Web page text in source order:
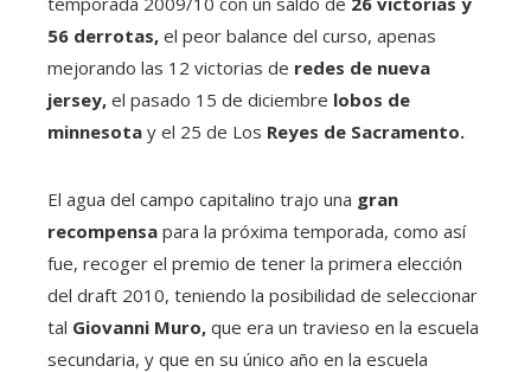
56 derrotas, el peor balance del curso, apenas
mejorando las 12 victorias de redes de nueva
jersey, el pasado 15 de diciembre lobos de
minnesota y el 25 de Los Reyes de Sacramento.
El agua del campo capitalino trajo una gran
recompensa para la próxima temporada, como así
fue, recoger el premio de tener la primera elección
del draft 2010, teniendo la posibilidad de seleccionar
tal Giovanni Muro, que era un travieso en la escuela
secundaria, y que en su único año en la escuela